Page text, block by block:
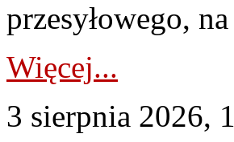
przesyłowego,
Więcej...
3 sierpnia 2026,